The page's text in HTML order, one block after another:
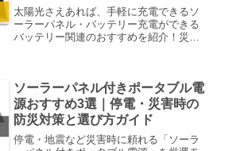
太陽光さえあれば、手軽に充電できるソ
ーラーパネル・バッテリー充電ができる
バッテリー関連のおすすめを紹介！災害
ソーラーパネル付きポータブル電
源おすすめ3選｜停電・災害時の
防災対策と選び方ガイド
停電・地震など災害時に頼れる「ソーラ